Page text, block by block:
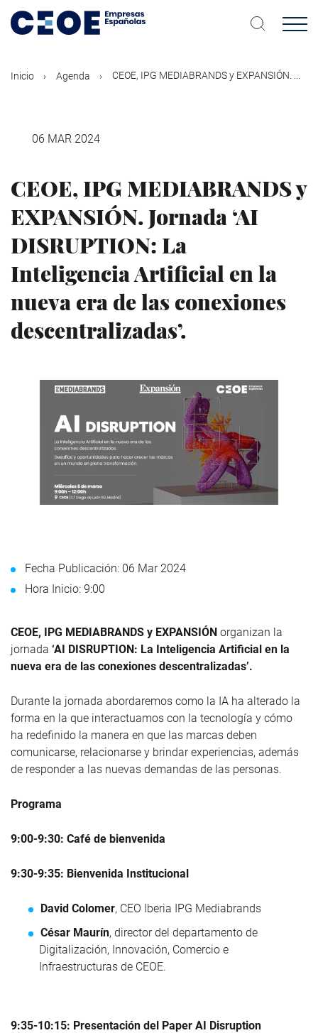
contenido
Inicio Agenda CEOE, IPG MEDIABRANDS y EXPANSIÓN. ...
06 MAR 2024
CEOE, IPG MEDIABRANDS y
EXPANSIÓN. Jornada ‘AI
DISRUPTION: La
Inteligencia Artificial en la
nueva era de las conexiones
descentralizadas’.
Fecha Publicación: 06 Mar 2024
Hora Inicio: 9:00
CEOE, IPG MEDIABRANDS y EXPANSIÓN organizan la
jornada ‘AI DISRUPTION: La Inteligencia Artificial en la
nueva era de las conexiones descentralizadas’.
Durante la jornada abordaremos como la IA ha alterado la
forma en la que interactuamos con la tecnología y cómo
ha redefinido la manera en que las marcas deben
comunicarse, relacionarse y brindar experiencias, además
de responder a las nuevas demandas de las personas.
Programa
9:00-9:30: Café de bienvenida
9:30-9:35: Bienvenida Institucional
David Colomer, CEO Iberia IPG Mediabrands
César Maurín, director del departamento de
Digitalización, Innovación, Comercio e
Infraestructuras de CEOE.
9:35-10:15: Presentación del Paper AI Disruption